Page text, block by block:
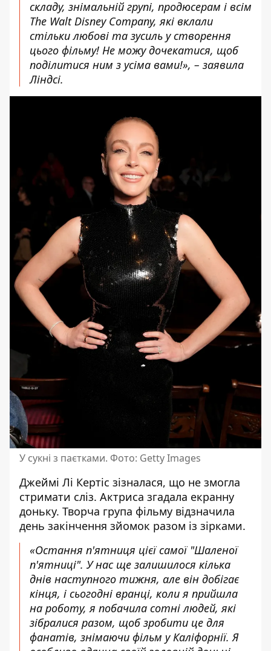
складу, знімальній групі, продюсерам і всім
The Walt Disney Company, які вклали
стільки любові та зусиль у створення
цього фільму! Не можу дочекатися, щоб
поділитися ним з усіма вами!», – заявила
Ліндсі.
У сукні з паєтками. Фото: Getty Images
Джеймі Лі Кертіс зізналася, що не змогла
стримати сліз. Актриса згадала екранну
доньку. Творча група фільму відзначила
день закінчення зйомок разом із зірками.
«Остання п'ятниця цієї самої "Шаленої
п'ятниці". У нас ще залишилося кілька
днів наступного тижня, але він добігає
кінця, і сьогодні вранці, коли я прийшла
на роботу, я побачила сотні людей, які
зібралися разом, щоб зробити це для
фанатів, знімаючи фільм у Каліфорнії. Я